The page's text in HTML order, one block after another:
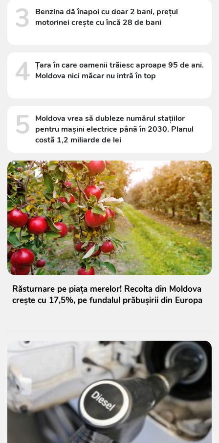
3
Benzina dă înapoi cu doar 2 bani, prețul
motorinei crește cu încă 28 de bani
4 Țara în care oamenii trăiesc aproape 95 de ani.
Moldova nici măcar nu intră în top
5 Moldova vrea să dubleze numărul stațiilor
pentru mașini electrice până în 2030. Planul
costă 1,2 miliarde de lei
Răsturnare pe piața merelor! Recolta din Moldova
crește cu 17,5%, pe fundalul prăbușirii din Europa